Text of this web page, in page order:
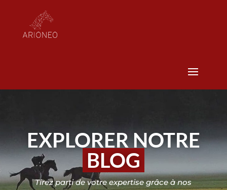
EXPLORER NOTRE
BLOG
Tirez parti de votre expertise grâce à nos